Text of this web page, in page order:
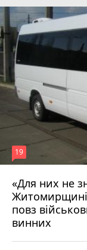
«Для них не
Житомирщині
повз
винних
19
17 липня 2026 р.